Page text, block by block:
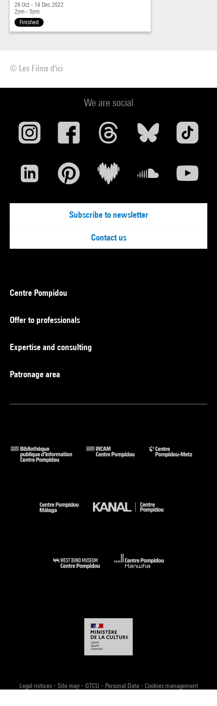
26 Oct - 14 Dec 2022
2pm - 5pm
Finished
© Les Films d'ici
We are social
Subscribe to newsletter
Contact us
Centre Pompidou
Offer to professionals
Expertise and consulting
Patronage area
Legal notices- Site map- GTCU - Personal Data- Cookies management